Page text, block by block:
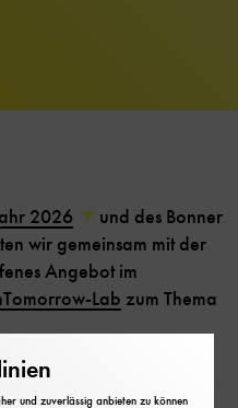
2026
und des Bonner
wir gemeinsam mit der
Angebot im
Lab zum Thema
unterstützen,
und zuverlässig anbieten zu können